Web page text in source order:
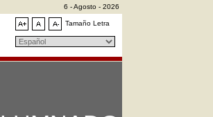
6 - Agosto - 2026
Tamaño Letra